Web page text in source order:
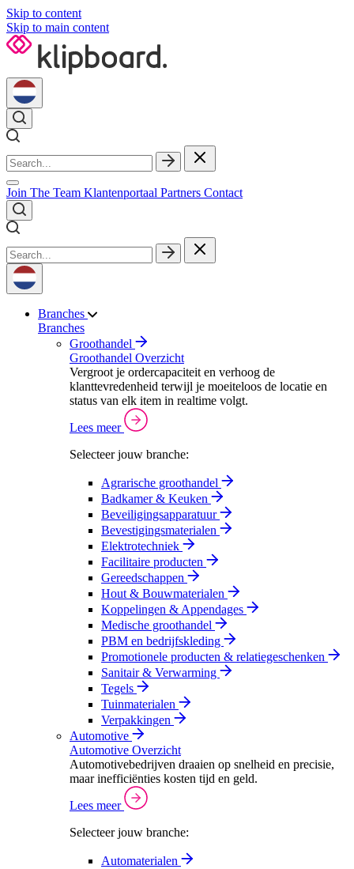
Skip to content
Skip to main content
Join The Team Klantenportaal Partners Contact
Branches
Branches
Groothandel
Groothandel Overzicht
Vergroot je ordercapaciteit en verhoog de
klanttevredenheid terwijl je moeiteloos de locatie en
status van elk item in realtime volgt.
Lees meer
Selecteer jouw branche:
Agrarische groothandel
Badkamer & Keuken
Beveiligingsapparatuur
Bevestigingsmaterialen
Elektrotechniek
Facilitaire producten
Gereedschappen
Hout & Bouwmaterialen
Koppelingen & Appendages
Medische groothandel
PBM en bedrijfskleding
Promotionele producten & relatiegeschenken
Sanitair & Verwarming
Tegels
Tuinmaterialen
Verpakkingen
Automotive
Automotive Overzicht
Automotivebedrijven draaien op snelheid en precisie,
maar inefficiënties kosten tijd en geld.
Lees meer
Selecteer jouw branche:
Automaterialen